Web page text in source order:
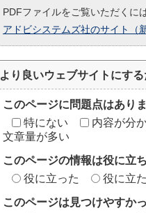
PDFファイルをご覧いただくに
アドビシステムズ社のサイト（
より良いウェブサイトにす
このページに問題点はあり
特にない
内容が分
文章量が多い
このページの情報は役に立
役に立った
役に立
このページは見つけやすか